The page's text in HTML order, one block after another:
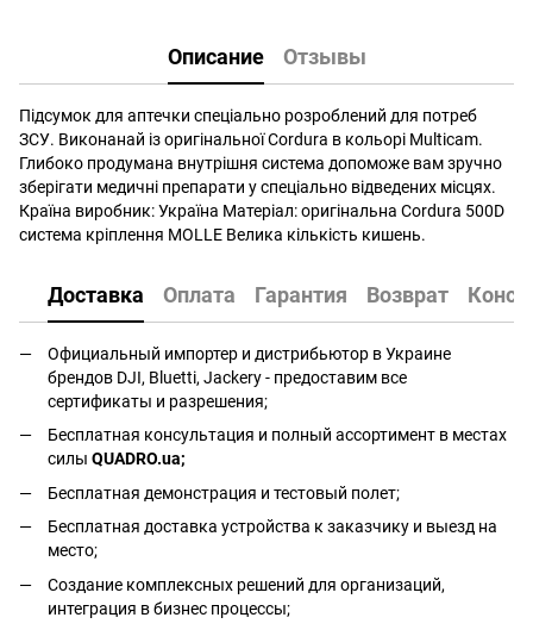
Описание Отзывы
Підсумок для аптечки спеціально розроблений для потреб
ЗСУ. Виконанай із оригінальної Cordura в кольорі Multicam.
Глибоко продумана внутрішня система допоможе вам зручно
зберігати медичні препарати у спеціально відведених місцях.
Країна виробник: Україна Матеріал: оригінальна Cordura 500D
система кріплення MOLLE Велика кількість кишень.
Доставка Оплата Гарантия Возврат
Официальный импортер и дистрибьютор в Украине
брендов DJI, Bluetti, Jackery - предоставим все
сертификаты и разрешения;
Бесплатная консультация и полный ассортимент в местах
силы QUADRO.ua;
Бесплатная демонстрация и тестовый полет;
Бесплатная доставка устройства к заказчику и выезд на
место;
Создание комплексных решений для организаций,
интеграция в бизнес процессы;